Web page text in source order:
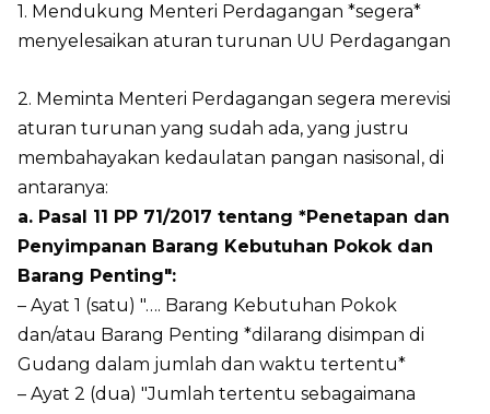
1. Mendukung Menteri Perdagangan *segera*
menyelesaikan aturan turunan UU Perdagangan
2. Meminta Menteri Perdagangan segera merevisi
aturan turunan yang sudah ada, yang justru
membahayakan kedaulatan pangan nasisonal, di
antaranya:
a. Pasal 11 PP 71/2017 tentang *Penetapan dan
Penyimpanan Barang Kebutuhan Pokok dan
Barang Penting":
– Ayat 1 (satu) "…. Barang Kebutuhan Pokok
dan/atau Barang Penting *dilarang disimpan di
Gudang dalam jumlah dan waktu tertentu*
– Ayat 2 (dua) "Jumlah tertentu sebagaimana